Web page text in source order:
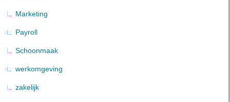
Marketing
Payroll
Schoonmaak
werkomgeving
zakelijk